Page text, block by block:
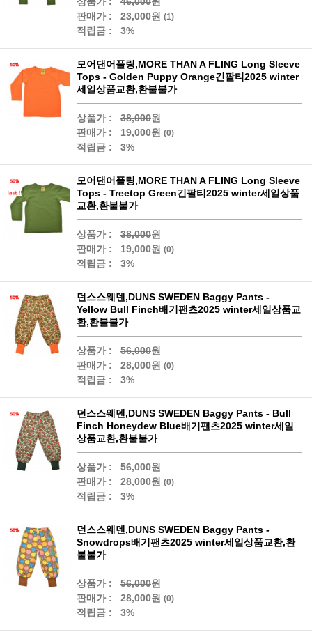
판매가 :
23,000원 (1)
적립금 : 3%
모어댄어플링,MORE THAN A FLING Long Sleeve
Tops - Golden Puppy Orange긴팔티2025 winter
세일상품교환,환불불가
상품가 : 38,000원
판매가 :
19,000원 (0)
적립금 : 3%
모어댄어플링,MORE THAN A FLING Long Sleeve
Tops - Treetop Green긴팔티2025 winter세일상품
교환,환불불가
상품가 : 38,000원
판매가 :
19,000원 (0)
적립금 : 3%
던스스웨덴,DUNS SWEDEN Baggy Pants -
Yellow Bull Finch배기팬츠2025 winter세일상품교
환,환불불가
상품가 : 56,000원
판매가 :
28,000원 (0)
적립금 : 3%
던스스웨덴,DUNS SWEDEN Baggy Pants - Bull
Finch Honeydew Blue배기팬츠2025 winter세일
상품교환,환불불가
상품가 : 56,000원
판매가 :
28,000원 (0)
적립금 : 3%
던스스웨덴,DUNS SWEDEN Baggy Pants -
Snowdrops배기팬츠2025 winter세일상품교환,환
불불가
상품가 : 56,000원
판매가 :
28,000원 (0)
적립금 : 3%